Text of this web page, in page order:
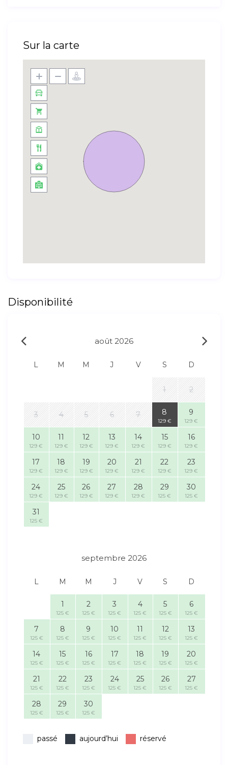
Sur la carte
Disponibilité
août 2026
L M M J V S D
1 2
3 4 5 6 7 8
129 €
9
129 €
10
129 €
11
129 €
12
129 €
13
129 €
14
129 €
15
129 €
16
129 €
17
129 €
18
129 €
19
129 €
20
129 €
21
129 €
22
129 €
23
129 €
24
129 €
25
129 €
26
129 €
27
129 €
28
129 €
29
125 €
30
125 €
31
125 €
septembre 2026
L M M J V S D
1
125 €
2
125 €
3
125 €
4
125 €
5
125 €
6
125 €
7
125 €
8
125 €
9
125 €
10
125 €
11
125 €
12
125 €
13
125 €
14
125 €
15
125 €
16
125 €
17
125 €
18
125 €
19
125 €
20
125 €
21
125 €
22
125 €
23
125 €
24
125 €
25
125 €
26
125 €
27
125 €
28
125 €
29
125 €
30
125 €
passé aujourd’hui réservé